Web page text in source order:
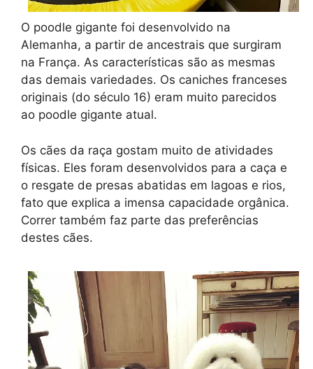
O poodle gigante foi desenvolvido na
Alemanha, a partir de ancestrais que surgiram
na França. As características são as mesmas
das demais variedades. Os caniches franceses
originais (do século 16) eram muito parecidos
ao poodle gigante atual.
Os cães da raça gostam muito de atividades
físicas. Eles foram desenvolvidos para a caça e
o resgate de presas abatidas em lagoas e rios,
fato que explica a imensa capacidade orgânica.
Correr também faz parte das preferências
destes cães.